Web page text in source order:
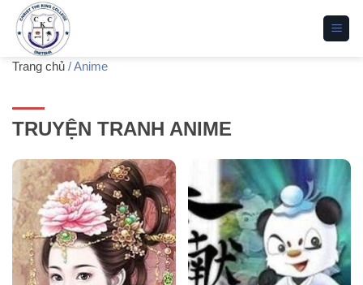
qua
dungTrang chủ /Anime
TRUYỆN TRANH ANIME